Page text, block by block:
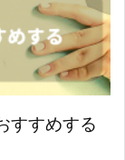
すすめする